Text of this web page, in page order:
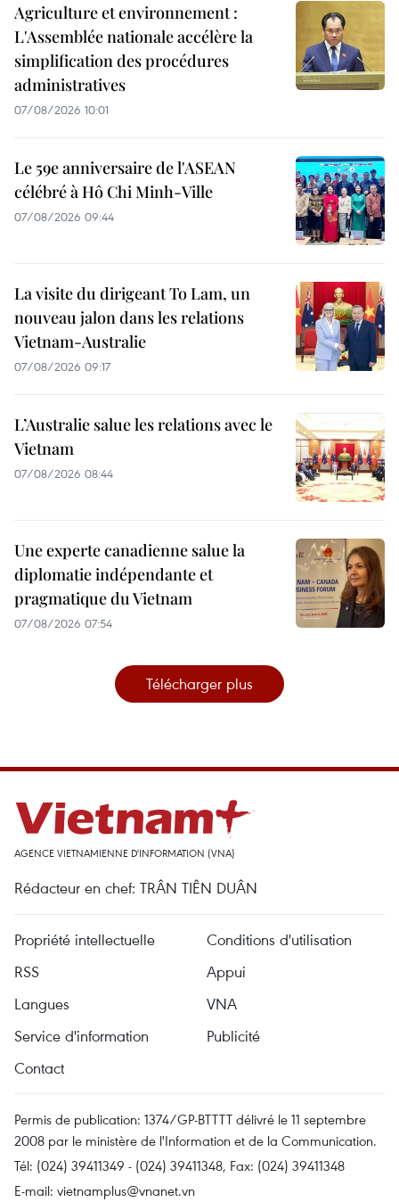
Agriculture et environnement :
L'Assemblée nationale accélère la
simplification des procédures
administratives
07/08/2026 10:01
Le 59e anniversaire de l'ASEAN
célébré à Hô Chi Minh-Ville
07/08/2026 09:44
La visite du dirigeant To Lam, un
nouveau jalon dans les relations
Vietnam-Australie
07/08/2026 09:17
L’Australie salue les relations avec le
Vietnam
07/08/2026 08:44
Une experte canadienne salue la
diplomatie indépendante et
pragmatique du Vietnam
07/08/2026 07:54
Télécharger plus
AGENCE VIETNAMIENNE D'INFORMATION (VNA)
Rédacteur en chef: TRÂN TIÊN DUÂN
Propriété intellectuelle
Conditions d'utilisation
RSS
Appui
Langues
VNA
Service d'information
Publicité
Contact
Permis de publication: 1374/GP-BTTTT délivré le 11 septembre
2008 par le ministère de l'Information et de la Communication.
Tél: (024) 39411349 - (024) 39411348, Fax: (024) 39411348
E-mail: vietnamplus@vnanet.vn